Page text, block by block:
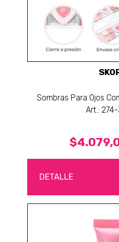
Sombras Para Ojos
Art.:
DETALLE